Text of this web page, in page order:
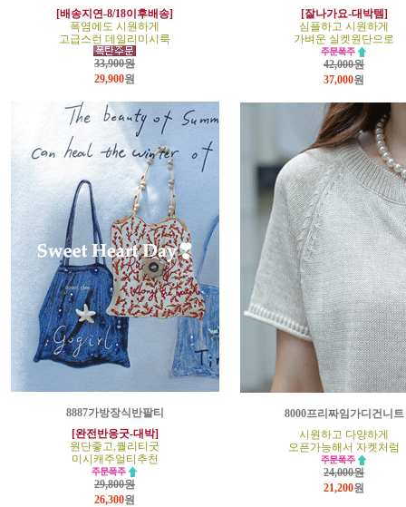
[배송지연-8/18이후배송]
폭염에도 시원하게
고급스런 데일리미시룩
33,900원
29,900원
[잘나가요-대박템]
심플하고 시원하게
가벼운 실켓원단으로
42,000원
37,000원
8887가방장식반팔티
[완전반응굿-대박]
원단좋고,퀄리티굿
미시캐주얼티추천
29,800원
26,300원
8000프리짜임가디건니트
시원하고 다양하게
오픈가능해서 자켓처럼
24,000원
21,200원